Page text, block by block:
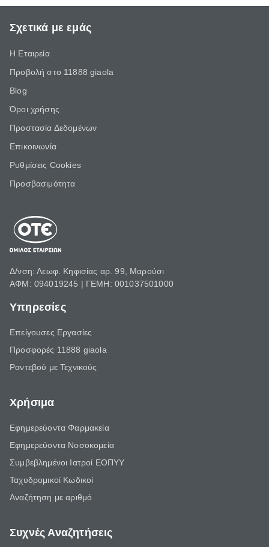
Σχετικά με εμάς
Η Εταιρεία
Προβολή στο 11888 giaola
Blog
Όροι χρήσης
Προστασία Δεδομένων
Επικοινωνία
Ρυθμίσεις Cookies
Προσβασιμότητα
Δ/νση: Λεωφ. Κηφισίας αρ. 99, Μαρούσι
ΑΦΜ: 094019245 | ΓΕΜΗ: 001037501000
Υπηρεσίες
Επείγουσες Εργασίες
Προσφορές 11888 giaola
Ραντεβού με Τεχνικούς
Χρήσιμα
Εφημερεύοντα Φαρμακεία
Εφημερεύοντα Νοσοκομεία
Συμβεβλημένοι Ιατροί ΕΟΠΥΥ
Ταχυδρομικοί Κωδικοί
Αναζήτηση με αριθμό
Συχνές Αναζητήσεις